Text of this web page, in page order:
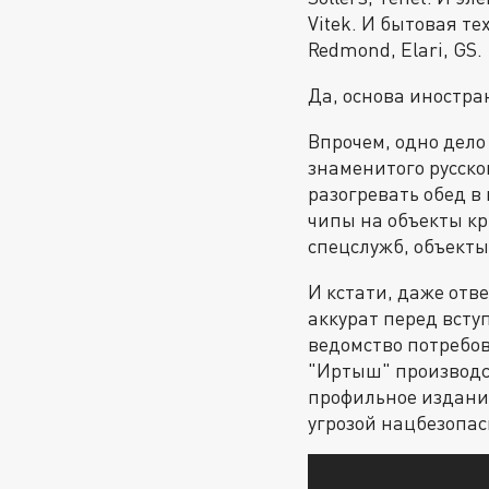
Vitek. И бытовая
Redmond, Elari, GS.
Да, основа
Впрочем, одно дело
знаменитого
разогревать обед
чипы на объекты
спецслужб,
И кстати, даже
аккурат перед
ведомство
"Иртыш"
профильное
угрозой